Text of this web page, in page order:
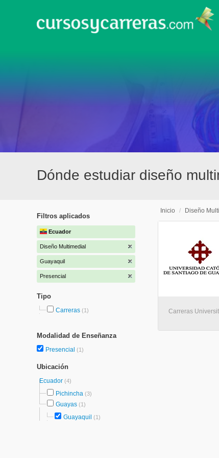
Dónde estudiar diseño
Filtros aplicados
Ecuador
Diseño Multimedial
Guayaquil
Presencial
Tipo
Carreras (1)
Modalidad de Enseñanza
Presencial (1)
Ubicación
Ecuador (4)
Pichincha (3)
Guayas (1)
Guayaquil (1)
Inicio / Diseño
Carreras